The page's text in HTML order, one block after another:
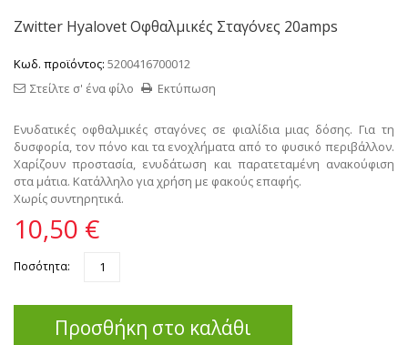
Zwitter Hyalovet Οφθαλμικές Σταγόνες 20amps
Κωδ. προϊόντος: 5200416700012
Εκτύπωση
Στείλτε σ' ένα φίλο
Ενυδατικές οφθαλμικές σταγόνες σε φιαλίδια μιας δόσης. Για τη
δυσφορία, τον πόνο και τα ενοχλήματα από το φυσικό περιβάλλον.
Χαρίζουν προστασία, ενυδάτωση και παρατεταμένη ανακούφιση
στα μάτια. Κατάλληλο για χρήση με φακούς επαφής.
Χωρίς συντηρητικά.
10,50 €
Ποσότητα:
Προσθήκη στο καλάθι